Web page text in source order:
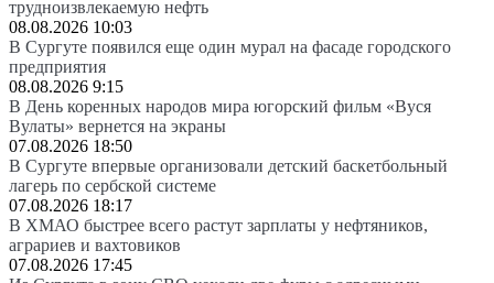
трудноизвлекаемую нефть
08.08.2026 10:03
В Сургуте появился еще один мурал на фасаде городского
предприятия
08.08.2026 9:15
В День коренных народов мира югорский фильм «Вуся
Вулаты» вернется на экраны
07.08.2026 18:50
В Сургуте впервые организовали детский баскетбольный
лагерь по сербской системе
07.08.2026 18:17
В ХМАО быстрее всего растут зарплаты у нефтяников,
аграриев и вахтовиков
07.08.2026 17:45